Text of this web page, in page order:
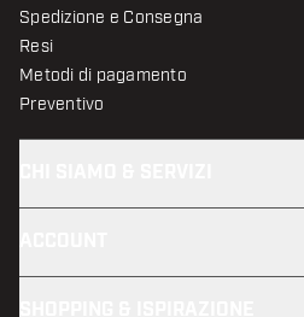
Spedizione e Consegna
Resi
Metodi di pagamento
Preventivo